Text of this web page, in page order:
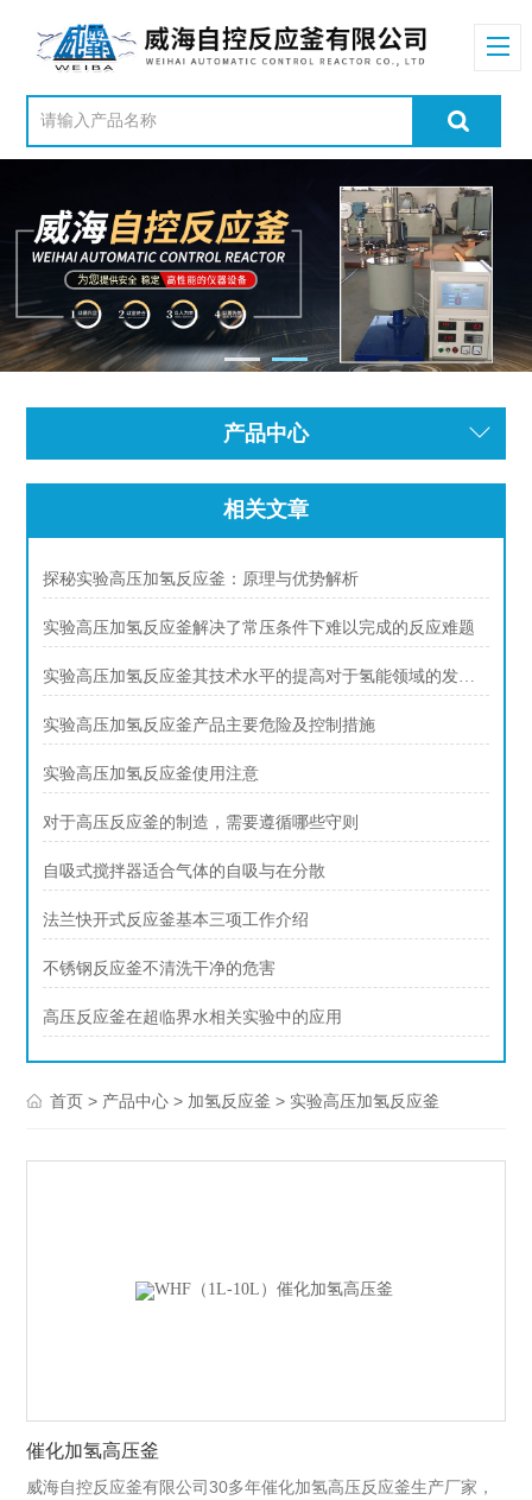
产品中心
相关文章
探秘实验高压加氢反应釜：原理与优势解析
实验高压加氢反应釜解决了常压条件下难以完成的反应难题
实验高压加氢反应釜其技术水平的提高对于氢能领域的发展具有重要意义
实验高压加氢反应釜产品主要危险及控制措施
实验高压加氢反应釜使用注意
对于高压反应釜的制造，需要遵循哪些守则
自吸式搅拌器适合气体的自吸与在分散
法兰快开式反应釜基本三项工作介绍
不锈钢反应釜不清洗干净的危害
高压反应釜在超临界水相关实验中的应用
首页 > 产品中心 > 加氢反应釜 > 实验高压加氢反应釜
催化加氢高压釜
威海自控反应釜有限公司30多年催化加氢高压反应釜生产厂家，